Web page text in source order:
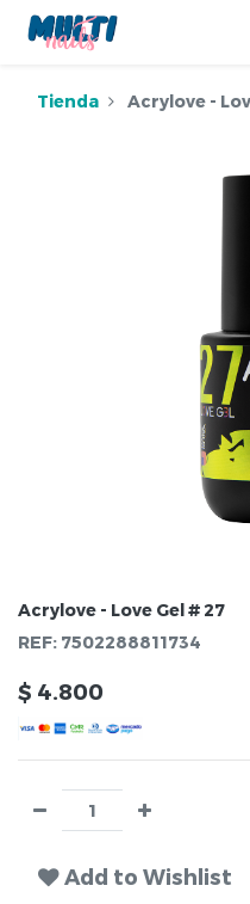
Tienda Acrylove -
Acrylove - Love Gel # 27
REF: 7502288811734
$ 4.800
Add to Wishlist